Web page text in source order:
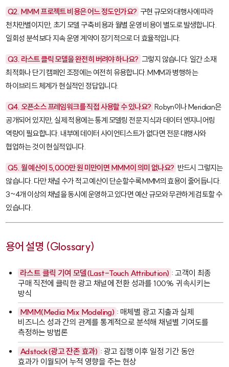
Q2. MMM 프로젝트 비용은 어느 정도인가요? 구현 규모와 대행사에 따라
천차만별이지만, 초기 모델 구축 비용과 월별 운영 비용이 별도로 발생합니다.
일회성 분석보다 지속 운영 계약이 장기적으로 더 효율적입니다.
Q3. 라스트 클릭 모델을 완전히 버려야 하나요? 그렇지 않습니다. 일간 소재
최적화나 단기 캠페인 조정에는 여전히 유용합니다. MMM과 병행하는
하이브리드 체계가 현실적인 정답입니다.
Q4. 오픈소스 프레임워크를 직접 사용할 수 있나요? Robyn이나Meridian은
공개되어 있지만, 실제 적용에는 통계 모델링 전문 지식과 데이터 엔지니어링
역량이 필요합니다. 내부에 데이터 사이언티스트가 없다면 전문 대행사와
협업하는 것이 현실적입니다.
Q5. 월 예산이 5,000만 원 미만이면 MMM이 의미 없나요? 반드시 그렇지는
않습니다. 다만 채널 수가 적고 예산이 단순할수록 MMM의 효용이 줄어듭니다.
3~4개 이상의 채널을 동시에 운영하고 있다면 예산 규모와 무관하게 검토할 수
있습니다.
용어 설명 (Glossary)
라스트 클릭 기여 모델(Last-Touch Attribution) : 고객이 최종
구매 직전에 클릭한 광고 채널에 전환 성과를 100% 귀속시키는
방식
MMM(Media Mix Modeling) : 매체별 광고 지출과 실제
비즈니스 성과 간의 관계를 통계적으로 분석해 채널별 기여도를
측정하는 방법론
Adstock(광고 잔존 효과) : 광고 집행 이후 일정 기간 동안
효과가 이월되어 누적 영향을 주는 현상